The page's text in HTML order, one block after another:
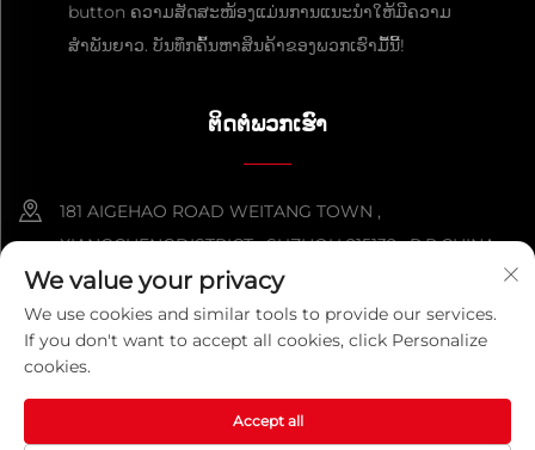
button ຄວາມສັດສະໜ້ອງແມ່ນການແນະນຳໃຫ້ມີຄວາມ
ສຳພັນຍາວ. ບັນທຶກຄົ້ນຫາສິນຄ້າຂອງພວກເຮົາມື້ນີ້!
ຕິດຕໍ່ພວກເຮົາ
181 AIGEHAO ROAD WEITANG TOWN ,
XIANGCHENGDISTRICT , SUZHOU 215132 , P.R.CHINA
+86-152 5000 0863
[email protected]
ລິขະສິດ © 2026 ບໍລິສັດຈີນຊູໂຈວກວາງໄຄເມທາລິກຜະລິດຕະພັນ ຈຳກັດ. ສິດທັງ
We value your privacy
We use cookies and similar tools to provide our services.
If you don't want to accept all cookies, click Personalize
cookies.
Accept all